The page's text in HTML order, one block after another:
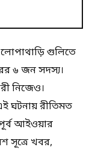
গুলিতে
৬ জন সদস্য।
নিজেও।
ঘটনায় রীতিমত
পূর্ব আইওয়ার
সূত্রে খবর,